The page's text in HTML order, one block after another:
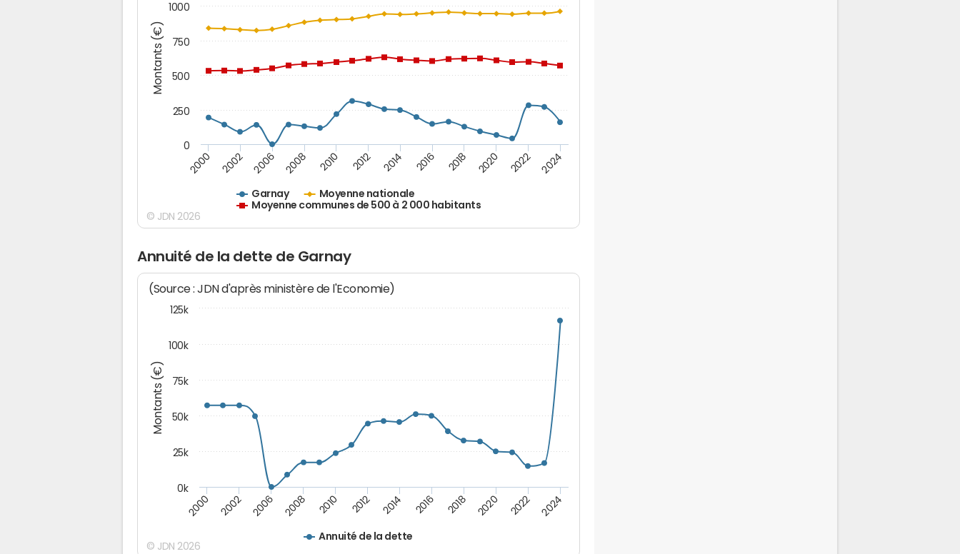
Montants (€)
Garnay
Moyenne nationale
Moyenne communes de 500 à 2 000 habitants
2000 2002 2006 2008 2010 2012 2014 2016 2018 2020 2022 2024
0
250
500
750
1000
© JDN 2026
Annuité de la dette de Garnay
Montants (€)
(Source : JDN d'après ministère de l'Economie)
Annuité de la dette
2000 2002 2006 2008 2010 2012 2014 2016 2018 2020 2022 2024
0k
25k
50k
75k
100k
125k
© JDN 2026